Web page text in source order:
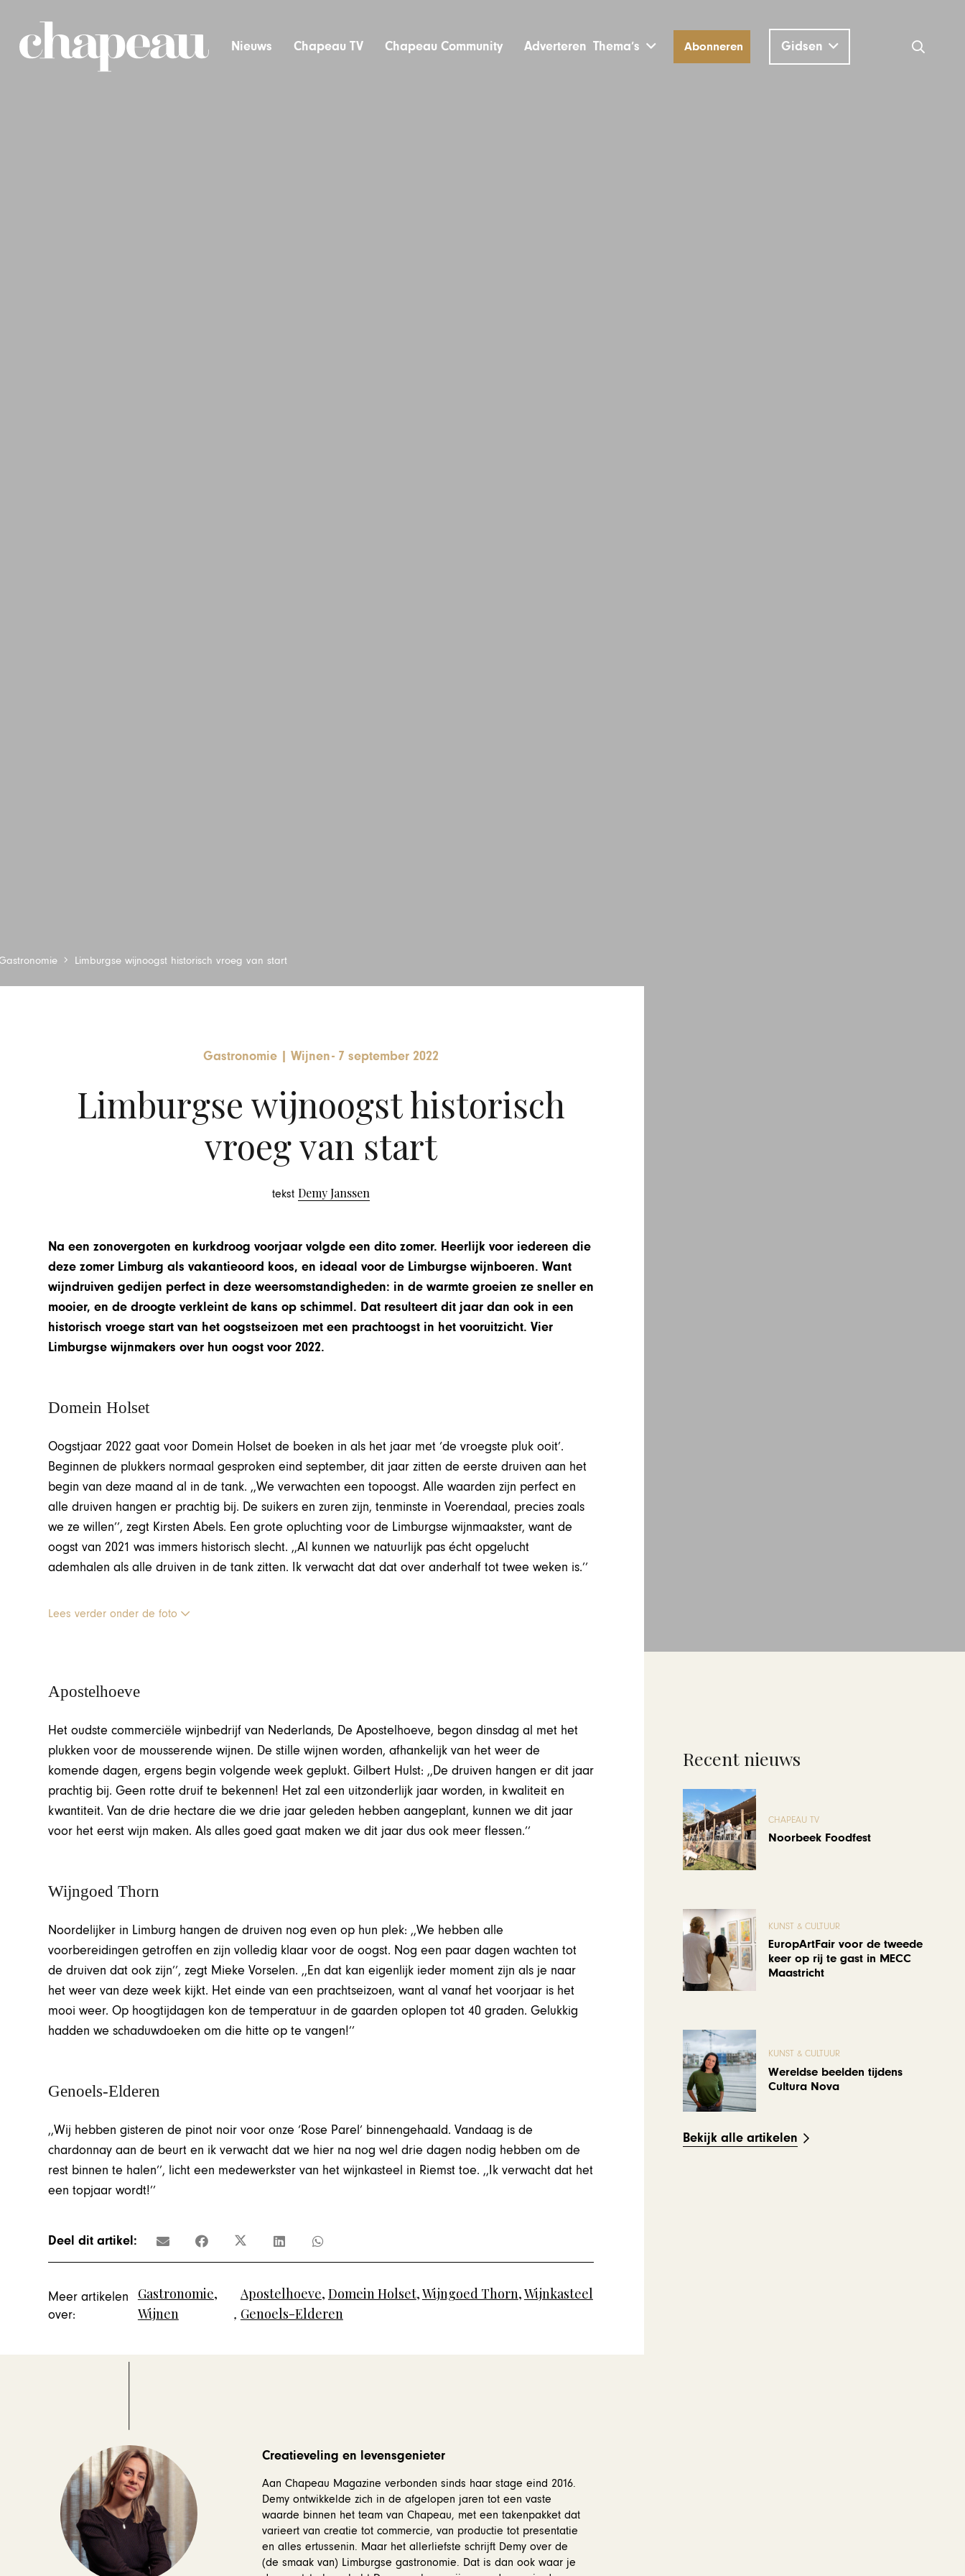
Nieuws Chapeau TV Chapeau Community Adverteren Thema’s Abonneren Gidsen
Limburgse wijnoogst historisch vroeg van start
Gastronomie Wijnen- 7 september 2022
Limburgse wijnoogst historisch
vroeg van start
tekstDemy Janssen
Na een zonovergoten en kurkdroog voorjaar volgde een dito zomer. Heerlijk voor iedereen die
deze zomer Limburg als vakantieoord koos, en ideaal voor de Limburgse wijnboeren. Want
wijndruiven gedijen perfect in deze weersomstandigheden: in de warmte groeien ze sneller en
mooier, en de droogte verkleint de kans op schimmel. Dat resulteert dit jaar dan ook in een
historisch vroege start van het oogstseizoen met een prachtoogst in het vooruitzicht. Vier
Limburgse wijnmakers over hun oogst voor 2022.
Domein Holset
Oogstjaar 2022 gaat voor Domein Holset de boeken in als het jaar met ‘de vroegste pluk ooit’.
Beginnen de plukkers normaal gesproken eind september, dit jaar zitten de eerste druiven aan het
begin van deze maand al in de tank. ,,We verwachten een topoogst. Alle waarden zijn perfect en
alle druiven hangen er prachtig bij. De suikers en zuren zijn, tenminste in Voerendaal, precies zoals
we ze willen’’, zegt Kirsten Abels. Een grote opluchting voor de Limburgse wijnmaakster, want de
oogst van 2021 was immers historisch slecht. ,,Al kunnen we natuurlijk pas écht opgelucht
ademhalen als alle druiven in de tank zitten. Ik verwacht dat dat over anderhalf tot twee weken is.’’
Lees verder onder de foto
Apostelhoeve
Het oudste commerciële wijnbedrijf van Nederlands, De Apostelhoeve, begon dinsdag al met het
plukken voor de mousserende wijnen. De stille wijnen worden, afhankelijk van het weer de
komende dagen, ergens begin volgende week geplukt. Gilbert Hulst: ,,De druiven hangen er dit jaar
prachtig bij. Geen rotte druif te bekennen! Het zal een uitzonderlijk jaar worden, in kwaliteit en
kwantiteit. Van de drie hectare die we drie jaar geleden hebben aangeplant, kunnen we dit jaar
voor het eerst wijn maken. Als alles goed gaat maken we dit jaar dus ook meer flessen.’’
Wijngoed Thorn
Noordelijker in Limburg hangen de druiven nog even op hun plek: ,,We hebben alle
voorbereidingen getroffen en zijn volledig klaar voor de oogst. Nog een paar dagen wachten tot
de druiven dat ook zijn’’, zegt Mieke Vorselen. ,,En dat kan eigenlijk ieder moment zijn als je naar
het weer van deze week kijkt. Het einde van een prachtseizoen, want al vanaf het voorjaar is het
mooi weer. Op hoogtijdagen kon de temperatuur in de gaarden oplopen tot 40 graden. Gelukkig
hadden we schaduwdoeken om die hitte op te vangen!’’
Genoels-Elderen
,,Wij hebben gisteren de pinot noir voor onze ‘Rose Parel’ binnengehaald. Vandaag is de
chardonnay aan de beurt en ik verwacht dat we hier na nog wel drie dagen nodig hebben om de
rest binnen te halen’’, licht een medewerkster van het wijnkasteel in Riemst toe. ,,Ik verwacht dat het
een topjaar wordt!’’
Deel dit artikel:
Meer artikelen
over:
Gastronomie,
Wijnen
,
Apostelhoeve, Domein Holset,Wijngoed Thorn,Wijnkasteel
Genoels-Elderen
Creatieveling en levensgenieter
Aan Chapeau Magazine verbonden sinds haar stage eind 2016.
Demy ontwikkelde zich in de afgelopen jaren tot een vaste
waarde binnen het team van Chapeau, met een takenpakket dat
varieert van creatie tot commercie, van productie tot presentatie
en alles ertussenin. Maar het allerliefste schrijft Demy over de
(de smaak van) Limburgse gastronomie. Dat is dan ook waar je
Recent nieuws
CHAPEAU TV
Noorbeek Foodfest
KUNST & CULTUUR
EuropArtFair voor de tweede
keer op rij te gast in MECC
Maastricht
KUNST & CULTUUR
Wereldse beelden tijdens
Cultura Nova
Bekijk alle artikelen